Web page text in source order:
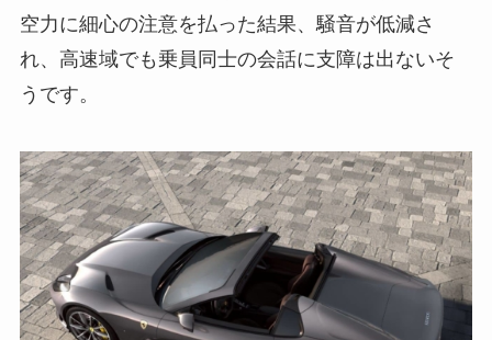
空力に細心の注意を払った結果、騒音が低減さ
れ、高速域でも乗員同士の会話に支障は出ないそ
うです。